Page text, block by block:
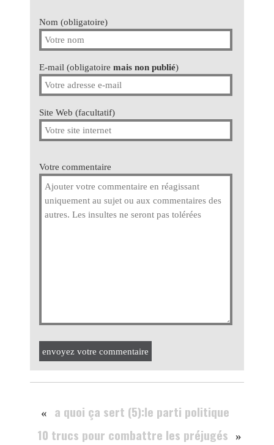
Nom (obligatoire)
E-mail (obligatoire mais non publié)
Site Web (facultatif)
Votre commentaire
envoyez votre commentaire
«
a quoi ça sert (5):le parti politique
10 trucs pour combattre les préjugés
»